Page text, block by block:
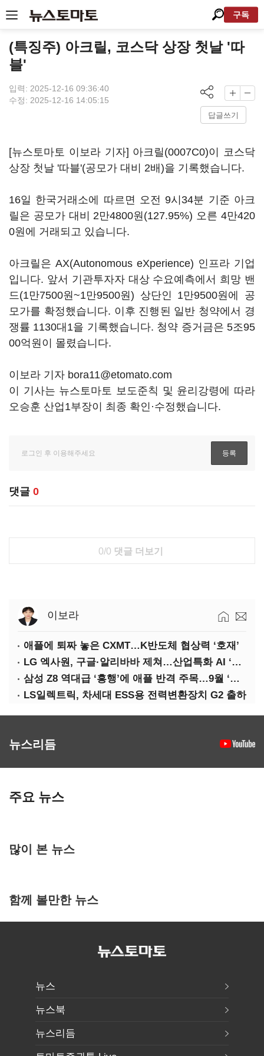
구독
(특징주) 아크릴, 코스닥 상장 첫날 '따
블'
입력: 2025-12-16 09:36:40
수정: 2025-12-16 14:05:15
답글쓰기
[뉴스토마토 이보라 기자] 아크릴(0007C0)이 코스닥
상장 첫날 '따블'(공모가 대비 2배)을 기록했습니다.
16일 한국거래소에 따르면 오전 9시34분 기준 아크
릴은 공모가 대비 2만4800원(127.95%) 오른 4만420
0원에 거래되고 있습니다.
아크릴은 AX(Autonomous eXperience) 인프라 기업
입니다. 앞서 기관투자자 대상 수요예측에서 희망 밴
드(1만7500원~1만9500원) 상단인 1만9500원에 공
모가를 확정했습니다. 이후 진행된 일반 청약에서 경
쟁률 1130대1을 기록했습니다. 청약 증거금은 5조95
00억원이 몰렸습니다.
이보라 기자 bora11@etomato.com
이 기사는 뉴스토마토 보도준칙 및 윤리강령에 따라
오승훈 산업1부장이 최종 확인·수정했습니다.
댓글 0
0/0 댓글 더보기
이보라
애플에 퇴짜 놓은 CXMT…K반도체 협상력 ‘호재’
LG 엑사원, 구글·알리바바 제쳐…산업특화 AI ‘속도’
삼성 Z8 역대급 ‘흥행’에 애플 반격 주목…9월 ‘폴더블 대전’
LS일렉트릭, 차세대 ESS용 전력변환장치 G2 출하
뉴스리듬
주요 뉴스
많이 본 뉴스
함께 볼만한 뉴스
뉴스
뉴스북
뉴스리듬